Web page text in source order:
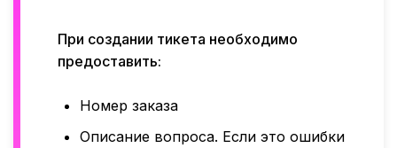
При создании тикета необходимо
предоставить:
Номер заказа
Описание вопроса. Если это ошибки